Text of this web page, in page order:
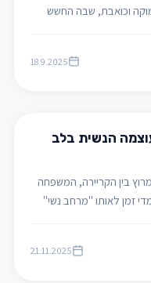
וכואבת, שבה החשש
ניתן לטפל בה – באופן
18.9.2025
הנשית בלב
בין הקריירה, המשפחה
זמן לאותו "מרחב נשי"
אמיתית להתרענן ולמלא
21.11.2025